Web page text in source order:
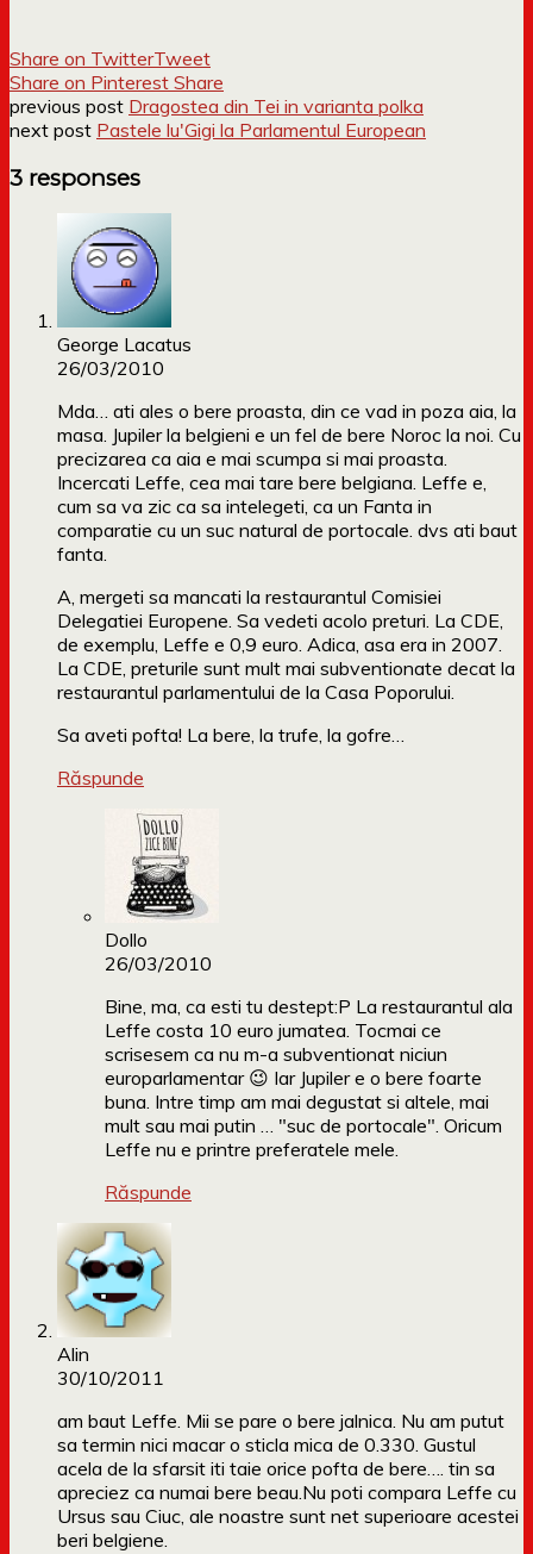
Share on TwitterTweet
Share on Pinterest Share
previous post Dragostea din Tei in varianta polka
next post Pastele lu'Gigi la Parlamentul European
3 responses
George Lacatus
26/03/2010
Mda… ati ales o bere proasta, din ce vad in poza aia, la
masa. Jupiler la belgieni e un fel de bere Noroc la noi. Cu
precizarea ca aia e mai scumpa si mai proasta.
Incercati Leffe, cea mai tare bere belgiana. Leffe e,
cum sa va zic ca sa intelegeti, ca un Fanta in
comparatie cu un suc natural de portocale. dvs ati baut
fanta.
A, mergeti sa mancati la restaurantul Comisiei
Delegatiei Europene. Sa vedeti acolo preturi. La CDE,
de exemplu, Leffe e 0,9 euro. Adica, asa era in 2007.
La CDE, preturile sunt mult mai subventionate decat la
restaurantul parlamentului de la Casa Poporului.
Sa aveti pofta! La bere, la trufe, la gofre…
Răspunde
Dollo
26/03/2010
Bine, ma, ca esti tu destept:P La restaurantul ala
Leffe costa 10 euro jumatea. Tocmai ce
scrisesem ca nu m-a subventionat niciun
europarlamentar 😉 Iar Jupiler e o bere foarte
buna. Intre timp am mai degustat si altele, mai
mult sau mai putin … "suc de portocale". Oricum
Leffe nu e printre preferatele mele.
Răspunde
Alin
30/10/2011
am baut Leffe. Mii se pare o bere jalnica. Nu am putut
sa termin nici macar o sticla mica de 0.330. Gustul
acela de la sfarsit iti taie orice pofta de bere…. tin sa
apreciez ca numai bere beau.Nu poti compara Leffe cu
Ursus sau Ciuc, ale noastre sunt net superioare acestei
beri belgiene.